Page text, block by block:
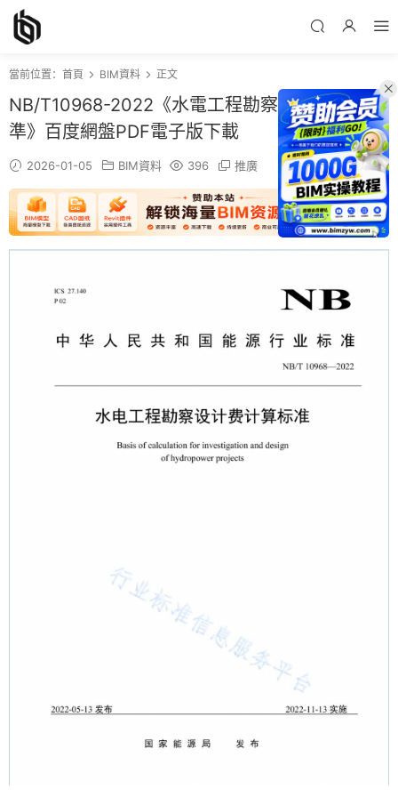
當前位置： 首頁 BIM資料 正文
NB/T10968-2022《水電工程勘察設計費計算标
準》百度網盤PDF電子版下載
2026-01-05 BIM資料 396 推廣